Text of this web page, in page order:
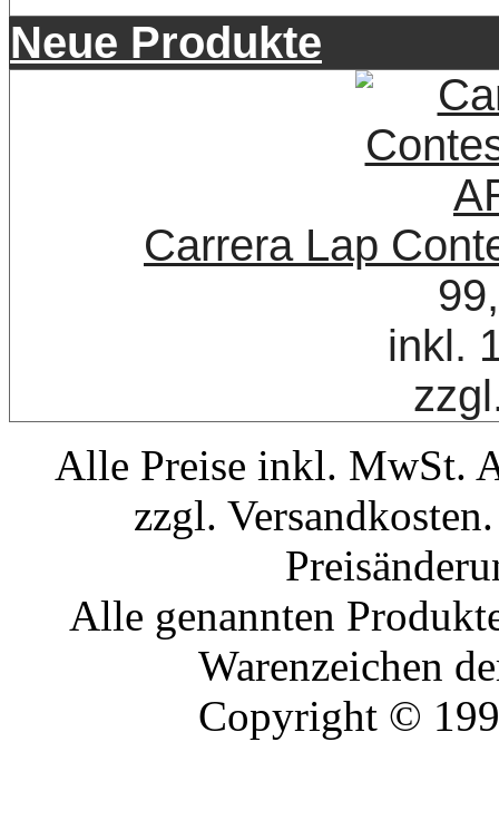
Neue Produkte
Carrera Lap
inkl.
Alle Preise inkl. MwSt.
zzgl.
Alle genannten
Warenzeichen
Copyright ©